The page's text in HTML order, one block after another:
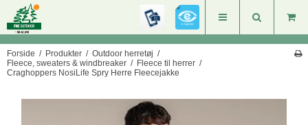
Forside / Produkter / Outdoor herretøj /
Fleece, sweaters & windbreaker / Fleece til herrer /
Craghoppers NosiLife Spry Herre Fleecejakke